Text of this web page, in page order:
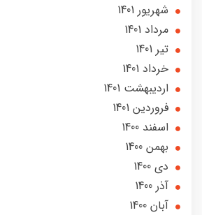
شهریور 1401
مرداد 1401
تير 1401
خرداد 1401
ارديبهشت 1401
فروردین 1401
اسفند 1400
بهمن 1400
دی 1400
آذر 1400
آبان 1400